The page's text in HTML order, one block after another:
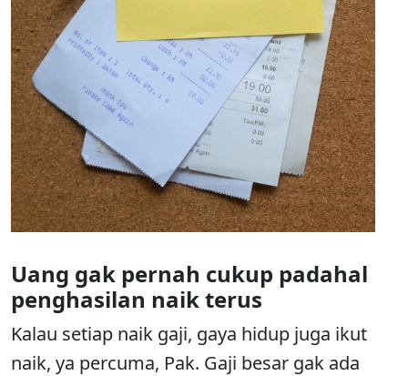
Uang gak pernah cukup padahal
penghasilan naik terus
Kalau setiap naik gaji, gaya hidup juga ikut
naik, ya percuma, Pak. Gaji besar gak ada